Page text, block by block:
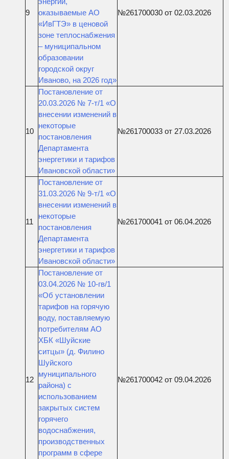
9
оказываемые АО
«ИвГТЭ» в ценовой
зоне теплоснабжения
– муниципальном
образовании
городской округ
Иваново, на 2026 год»
№261700030 от 02.03.2026
10
Постановление от
20.03.2026 № 7-т/1 «О
внесении изменений в
некоторые
постановления
Департамента
энергетики и тарифов
Ивановской области»
№261700033 от 27.03.2026
11
Постановление от
31.03.2026 № 9-т/1 «О
внесении изменений в
некоторые
постановления
Департамента
энергетики и тарифов
Ивановской области»
№261700041 от 06.04.2026
12
Постановление от
03.04.2026 № 10-гв/1
«Об установлении
тарифов на горячую
воду, поставляемую
потребителям АО
ХБК «Шуйские
ситцы» (д. Филино
Шуйского
муниципального
района) с
использованием
закрытых систем
горячего
водоснабжения,
производственных
программ в сфере
№261700042 от 09.04.2026